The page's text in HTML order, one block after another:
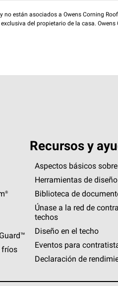
están asociados a Owens Corning
del propietario de la casa.
fríos
Recursos y
Aspectos básicos
Herramientas de
Biblioteca de
Únase a la red de
techos
Diseño en el techo
Eventos para
Declaración de